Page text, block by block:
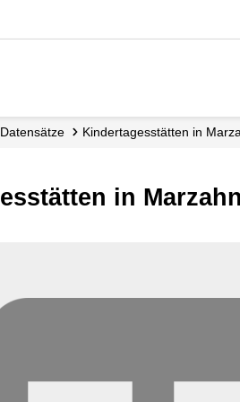
Datensätze Kindertagesstätten in
in